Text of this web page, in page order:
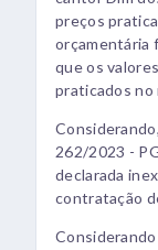
preços
orçamentária
que os
praticados no
262/2023 -
declarada
contratação